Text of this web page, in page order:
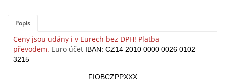
© 2026 eStránky.cz
Popis
Ceny jsou udány i v Eurech bez DPH! Platba
převodem. Euro účet IBAN: CZ14 2010 0000 0026 0102
3215
FIOBCZPPXXX